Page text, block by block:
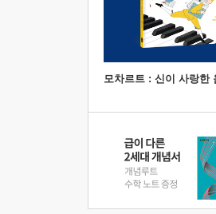
모차르트 : 신이 사랑한